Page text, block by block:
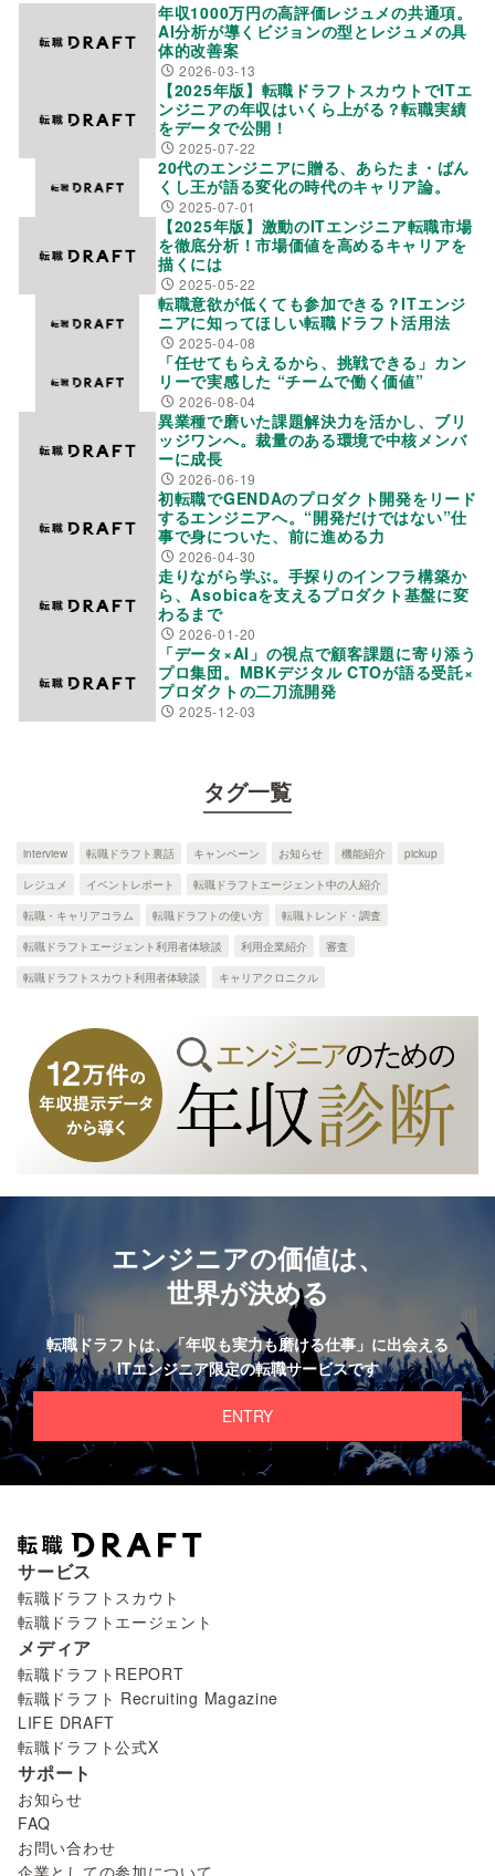
年収1000万円の高評価レジュメの共通項。
AI分析が導くビジョンの型とレジュメの具
体的改善案
2026-03-13
【2025年版】転職ドラフトスカウトでITエ
ンジニアの年収はいくら上がる？転職実績
をデータで公開！
2025-07-22
20代のエンジニアに贈る、あらたま・ばん
くし王が語る変化の時代のキャリア論。
2025-07-01
【2025年版】激動のITエンジニア転職市場
を徹底分析！市場価値を高めるキャリアを
描くには
2025-05-22
転職意欲が低くても参加できる？ITエンジ
ニアに知ってほしい転職ドラフト活用法
2025-04-08
「任せてもらえるから、挑戦できる」カン
リーで実感した “チームで働く価値”
2026-08-04
異業種で磨いた課題解決力を活かし、ブリ
ッジワンへ。裁量のある環境で中核メンバ
ーに成長
2026-06-19
初転職でGENDAのプロダクト開発をリード
するエンジニアへ。“開発だけではない”仕
事で身についた、前に進める力
2026-04-30
走りながら学ぶ。手探りのインフラ構築か
ら、Asobicaを支えるプロダクト基盤に変
わるまで
2026-01-20
「データ×AI」の視点で顧客課題に寄り添う
プロ集団。MBKデジタル CTOが語る受託×
プロダクトの二刀流開発
2025-12-03
タグ一覧
interview 転職ドラフト裏話 キャンペーン お知らせ 機能紹介
pickup
レジュメ
イベントレポート
転職ドラフトエージェント中の人紹介
転職・キャリアコラム
転職ドラフトの使い方
転職トレンド・調査
転職ドラフトエージェント利用者体験談
利用企業紹介
審査
転職ドラフトスカウト利用者体験談
キャリアクロニクル
エンジニアの価値は、
世界が決める
転職ドラフトは、「年収も実力も磨ける仕事」に出会える
ITエンジニア限定の転職サービスです
ENTRY
サービス
転職ドラフトスカウト
転職ドラフトエージェント
メディア
転職ドラフトREPORT
転職ドラフト Recruiting Magazine
LIFE DRAFT
転職ドラフト公式X
サポート
お知らせ
FAQ
お問い合わせ
企業としての参加について